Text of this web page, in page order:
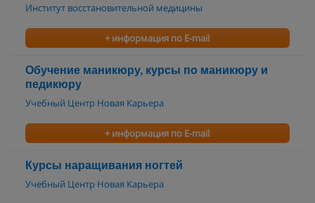
Институт восстановительной медицины
+ информация по E-mail
Обучение маникюру, курсы по маникюру и
педикюру
Учебный Центр Новая Карьера
+ информация по E-mail
Курсы наращивания ногтей
Учебный Центр Новая Карьера